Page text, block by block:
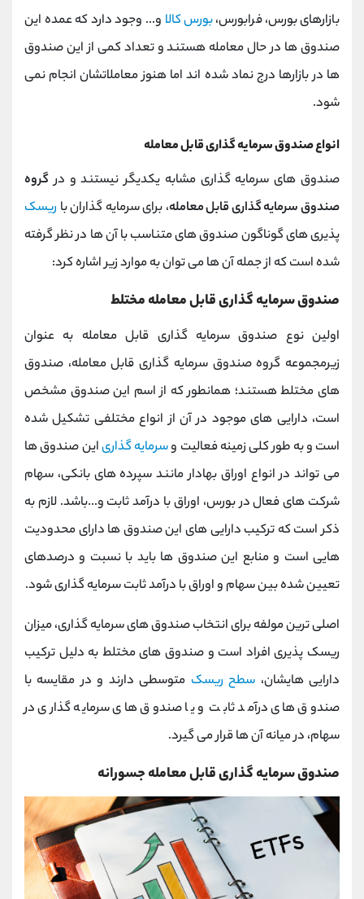
بازارهای بورس، فرابورس،بورس کالا و... وجود دارد که عمده این
صندوق ها در حال معامله هستند و تعداد کمی از این صندوق
ها در بازارها درج نماد شده اند اما هنوز معاملاتشان انجام نمی
شود.
انواع صندوق سرمایه گذاری قابل معامله
صندوق های سرمایه گذاری مشابه یکدیگر نیستند و درگروه
صندوق سرمایه گذاری قابل معامله، برای سرمایه گذاران با ریسک
پذیری های گوناگون صندوق های متناسب با آن ها در نظر گرفته
شده است که از جمله آن ها می توان به موارد زیر اشاره کرد:
صندوق سرمایه گذاری قابل معامله مختلط
اولین نوع صندوق سرمایه گذاری قابل معامله به عنوان
زیرمجموعه گروه صندوق سرمایه گذاری قابل معامله، صندوق
های مختلط هستند؛ همانطور که از اسم این صندوق مشخص
است، دارایی های موجود در آن از انواع مختلفی تشکیل شده
است و به طور کلی زمینه فعالیت وسرمایه گذاریاین صندوق ها
می تواند در انواع اوراق بهادار مانند سپرده های بانکی، سهام
شرکت های فعال در بورس، اوراق با درآمد ثابت و...باشد. لازم به
ذکر است که ترکیب دارایی های این صندوق ها دارای محدودیت
هایی است و منابع این صندوق ها باید با نسبت و درصدهای
تعیین شده بین سهام و اوراق با درآمد ثابت سرمایه گذاری شود.
اصلی ترین مولفه برای انتخاب صندوق های سرمایه گذاری، میزان
ریسک پذیری افراد است و صندوق های مختلط به دلیل ترکیب
دارایی هایشان، سطح ریسک متوسطی دارند و در مقایسه با
صندوق های درآمد ثابت و یا صندوق های سرمایه گذاری در
سهام، در میانه آن ها قرار می گیرد.
صندوق سرمایه گذاری قابل معامله جسورانه